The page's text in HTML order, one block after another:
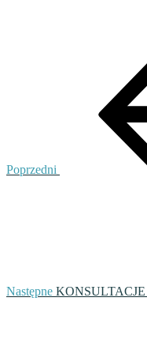
Poprzedni
Następne